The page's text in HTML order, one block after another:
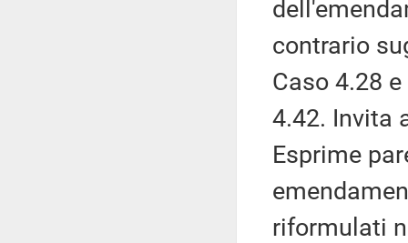
contrario
Caso 4.28
4.42. Invita
Esprime
riformulati